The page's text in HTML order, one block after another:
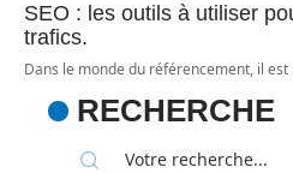
SEO : les outils à utiliser
trafics.
Dans le monde du référencement, il
RECHERCHE